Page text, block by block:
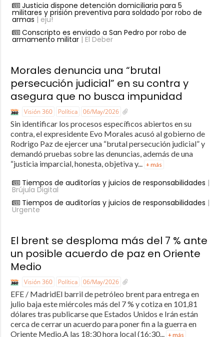
Justicia dispone detención domiciliaria para 5
militares y prisión preventiva para soldado por robo de
armas | eju!
Conscripto es enviado a San Pedro por robo de
armamento militar| El Deber
Morales denuncia una “brutal
persecución judicial” en su contra y
asegura que no busca impunidad
Visión 360 Política 06/May/2026
Sin identificar los procesos específicos abiertos en su
contra, el expresidente Evo Morales acusó al gobierno de
Rodrigo Paz de ejercer una “brutal persecución judicial” y
demandó pruebas sobre las denuncias, además de una
“justicia imparcial, honesta, objetiva y... + más
Tiempos de auditorías y juicios de responsabilidades |
Brújula Digital
Tiempos de auditorías y juicios de responsabilidades |
Urgente
El brent se desploma más del 7 % ante
un posible acuerdo de paz en Oriente
Medio
Visión 360 Política 06/May/2026
EFE / MadridEl barril de petróleo brent para entrega en
julio baja este miércoles más del 7 % y cotiza en 101,81
dólares tras publicarse que Estados Unidos e Irán están
cerca de cerrar un acuerdo para poner fin a la guerra en
Oriente Medio.A las 18:30 hora local (16:30... + más